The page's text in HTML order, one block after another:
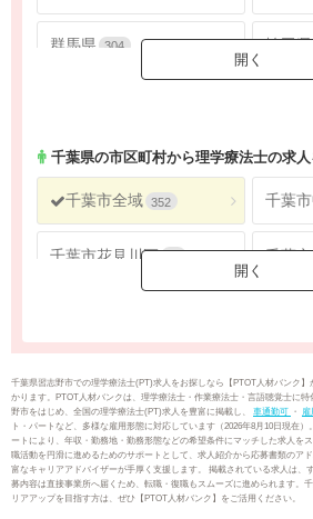
群馬県 304 埼玉県
神奈川県 2686
千葉県の市区町村から理学療法士の求
千葉市全域 352 千葉
千葉市花見川区 千葉
市川市 88 船橋市
館山市 14 木更
千葉県習志野市での理学療法士(PT)求人をお探しなら【PTOT人材バンク
かります。PTOT人材バンクは、理学療法士・作業療法士・言語聴覚士に
野市をはじめ、全国の理学療法士(PT)求人を豊富に掲載し、 車通勤可 ・ 雇
ト・パートなど、多様な雇用形態に対応しています（2026年8月10日現在
ートにより、年収・勤務地・勤務形態などの希望条件にマッチした求人を
職活動を円滑に進めるためのサポートとして、求人紹介から応募書類のア
富なキャリアアドバイザーが手厚く支援します。 掲載されている求人は、
募内容は直接事業所へ届くため、転職・復職もスムーズに進められます。
リアアップを目指す方は、ぜひ【PTOT人材バンク】をご活用ください。